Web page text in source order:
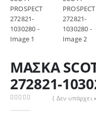
ΜΑΣΚΑ
272821-
( Δεν υπάρχει